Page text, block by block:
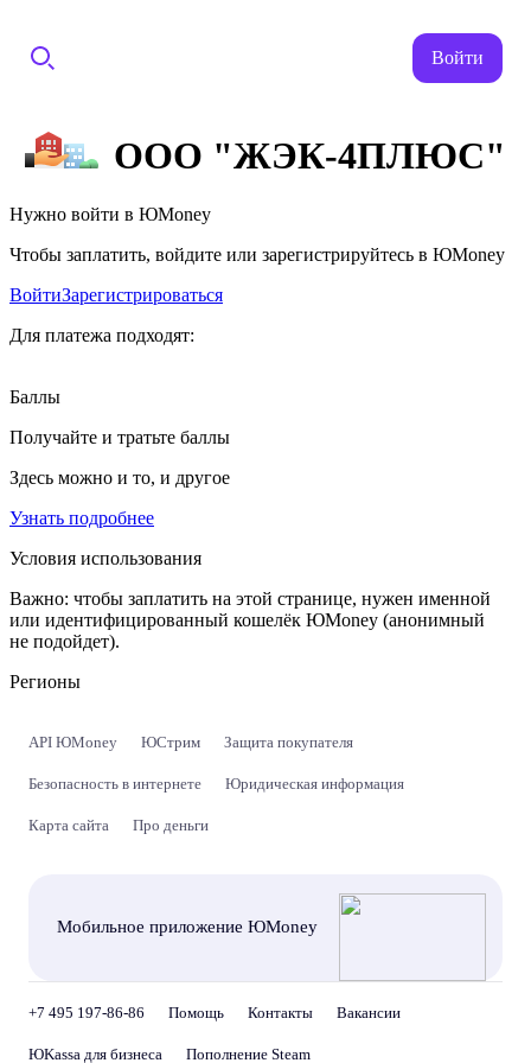
Войти
ООО "ЖЭК-4ПЛЮС"
Нужно войти в ЮMoney
Чтобы заплатить, войдите или зарегистрируйтесь в ЮMoney
ВойтиЗарегистрироваться
Для платежа подходят:
Баллы
Получайте и тратьте баллы
Здесь можно и то, и другое
Узнать подробнее
Условия использования
Важно: чтобы заплатить на этой странице, нужен именной
или идентифицированный кошелёк ЮMoney (анонимный
не подойдет).
Регионы
API ЮMoney ЮСтрим Защита покупателя
Безопасность в интернете Юридическая информация
Карта сайта Про деньги
Мобильное приложение ЮMoney
+7 495 197-86-86 Помощь Контакты Вакансии
ЮKassa для бизнеса Пополнение Steam